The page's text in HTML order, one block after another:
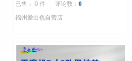
已售： 0 件
评论数： 0
福州爱出色自营店